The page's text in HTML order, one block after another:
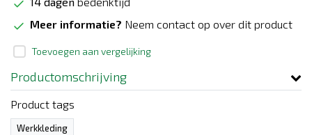
Meer informatie? Neem contact op over dit product
Toevoegen aan vergelijking
Productomschrijving
Product tags
Werkkleding